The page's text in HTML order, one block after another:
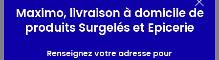
Présentation
Maximo, livraison à domicile de
produits Surgelés et Epicerie
Renseignez votre adresse pour